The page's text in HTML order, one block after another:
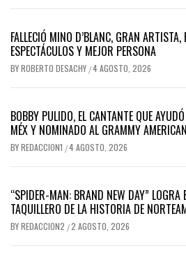
FALLECIÓ MINO D’BLANC, GRAN
ESPECTÁCULOS Y MEJOR PERSONA
BYROBERTO DESACHY /4 AGOSTO, 2026
BOBBY PULIDO, EL CANTANTE QUE
MÉX Y NOMINADO AL GRAMMY
BYREDACCION1 /4 AGOSTO, 2026
“SPIDER-MAN: BRAND NEW DAY” LOGRA
TAQUILLERO DE LA HISTORIA DE
BYREDACCION2 /2 AGOSTO, 2026